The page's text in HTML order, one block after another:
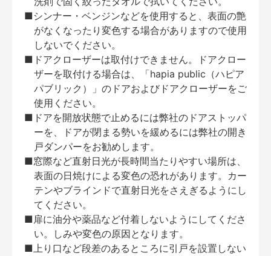
■シンナー・ベンジンなどを使用すると、表面の艶
がなくなったり変色する場合がありますので使用
しないでください。
■ドアクローザーは取付けできません。ドアクロー
ザーを取付ける場合は、「hapia public（ハピア
パブリック）」のドアおよびドアクローザーをご
使用ください。
■ドアを開放状態で止めるには弊社のドアストッパ
ーを、ドアが閉まる勢いを緩めるには弊社の開き
戸ダンパーをお勧めします。
■窓際など直射日光が長時間当たりやすい場所は、
表面の日焼けによる変色の恐れがあります。カー
テンやブラインドで直射日光をさえぎるようにし
てください。
■扉に油分や薬品など付着しないようにしてくださ
い。しみや変色の原因となります。
■上り口など段差のあるところに引戸を設置しない